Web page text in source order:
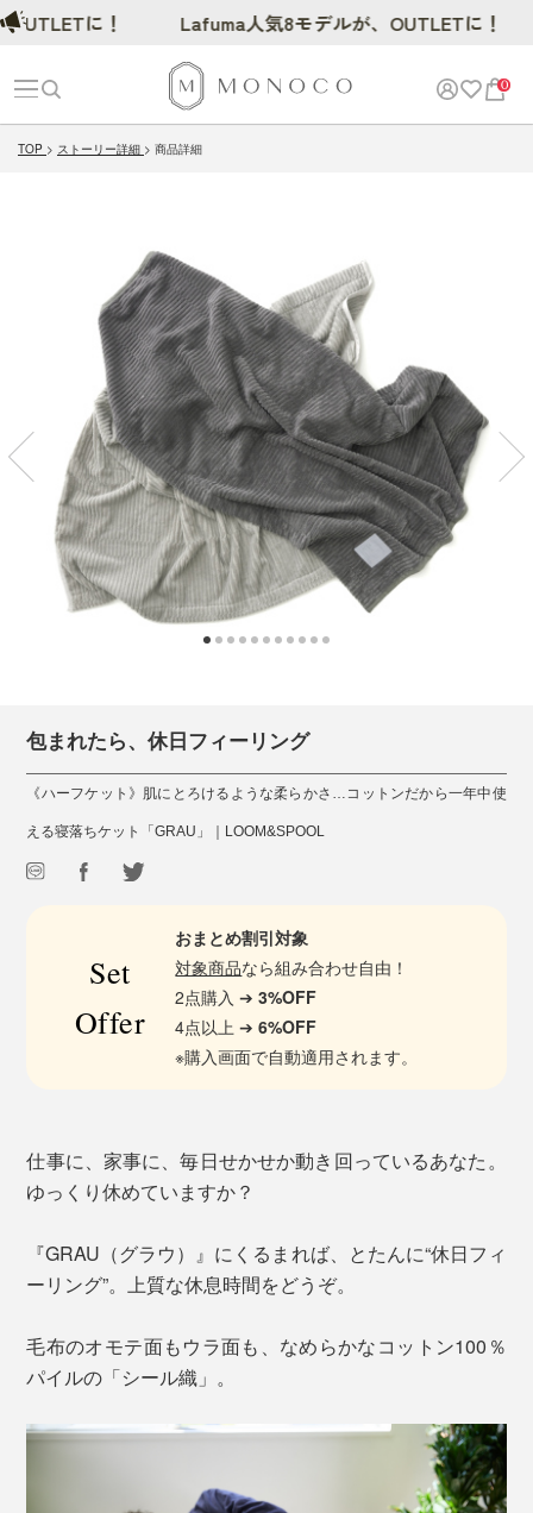
0
TOP ストーリー詳細 商品詳細
包まれたら、休日フィーリング
《ハーフケット》肌にとろけるような柔らかさ…コットンだから一年中使
える寝落ちケット「GRAU」｜LOOM&SPOOL
Set
Offer
おまとめ割引対象
対象商品なら組み合わせ自由！
2点購入 ➔3%OFF
4点以上 ➔6%OFF
※購入画面で自動適用されます。
仕事に、家事に、毎日せかせか動き回っているあなた。
ゆっくり休めていますか？
『GRAU（グラウ）』にくるまれば、とたんに“休日フィ
ーリング”。上質な休息時間をどうぞ。
毛布のオモテ面もウラ面も、なめらかなコットン100％
パイルの「シール織」。
に！ Lafuma人気8モデルが、OUTLETに！